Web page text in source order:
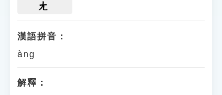
ㄤ
漢語拼音：
àng
解釋：